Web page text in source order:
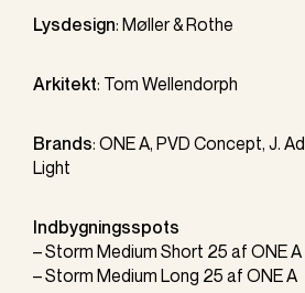
Lysdesign: Møller & Rothe
Arkitekt: Tom Wellendorph
Brands: ONE A, PVD Concept, J.
Light
Indbygningsspots
–Storm Medium Short 25 af ONE A
–Storm Medium Long 25 af ONE A